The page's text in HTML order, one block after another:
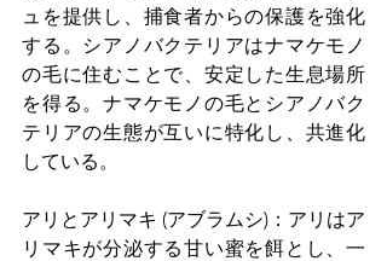
ュを提供し、捕食者からの保護を強化
する。シアノバクテリアはナマケモノ
の毛に住むことで、安定した生息場所
を得る。ナマケモノの毛とシアノバク
テリアの生態が互いに特化し、共進化
している。
アリとアリマキ (アブラムシ)：アリはア
リマキが分泌する甘い蜜を餌とし、一